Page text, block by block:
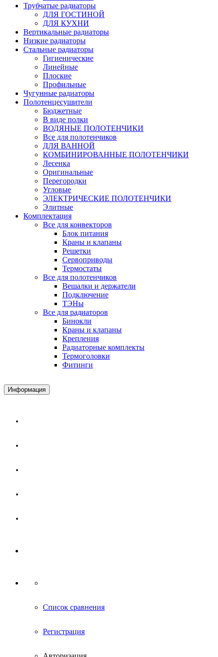
Трубчатые радиаторы
ДЛЯ ГОСТИНОЙ
ДЛЯ КУХНИ
Вертикальные радиаторы
Низкие радиаторы
Стальные радиаторы
Гигиенические
Линейные
Плоские
Профильные
Чугунные радиаторы
Полотенцесушители
Бюджетные
В виде полки
ВОДЯНЫЕ ПОЛОТЕНЧИКИ
Все для полотенчиков
ДЛЯ ВАННОЙ
КОМБИНИРОВАННЫЕ ПОЛОТЕНЧИКИ
Лесенка
Оригинальные
Перегородки
Угловые
ЭЛЕКТРИЧЕСКИЕ ПОЛОТЕНЧИКИ
Элитные
Комплектация
Все для конвекторов
Блок питания
Краны и клапаны
Решетки
Сервоприводы
Термостаты
Все для полотенчиков
Вешалки и держатели
Подключение
ТЭНы
Все для радиаторов
Бинокли
Краны и клапаны
Крепления
Радиаторные комплекты
Термоголовки
Фитинги
Информация
Список сравнения
Регистрация